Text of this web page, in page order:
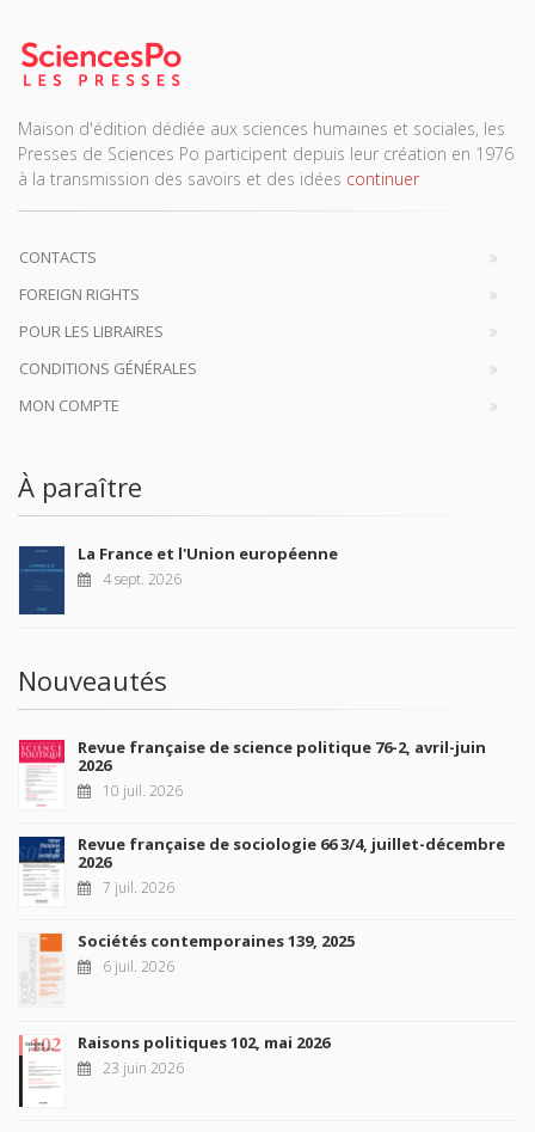
Maison d'édition dédiée aux sciences humaines et sociales, les
Presses de Sciences Po participent depuis leur création en 1976
à la transmission des savoirs et des idées continuer
CONTACTS
FOREIGN RIGHTS
POUR LES LIBRAIRES
CONDITIONS GÉNÉRALES
MON COMPTE
À paraître
La France et l'Union européenne
4 sept. 2026
Nouveautés
Revue française de science politique 76-2, avril-juin
2026
10 juil. 2026
Revue française de sociologie 66 3/4, juillet-décembre
2026
7 juil. 2026
Sociétés contemporaines 139, 2025
6 juil. 2026
Raisons politiques 102, mai 2026
23 juin 2026